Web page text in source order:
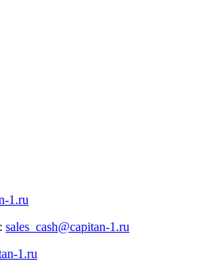
1.ru
sales_cash@capitan-1.ru
1.ru